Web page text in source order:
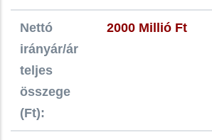
Nettó
irányár/ár
teljes
összege
(Ft):
2000 Millió Ft